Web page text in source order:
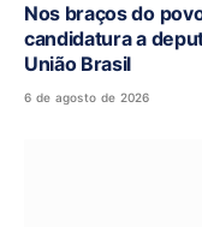
Nos braços do
candidatura a
União Brasil
6 de agosto de 2026